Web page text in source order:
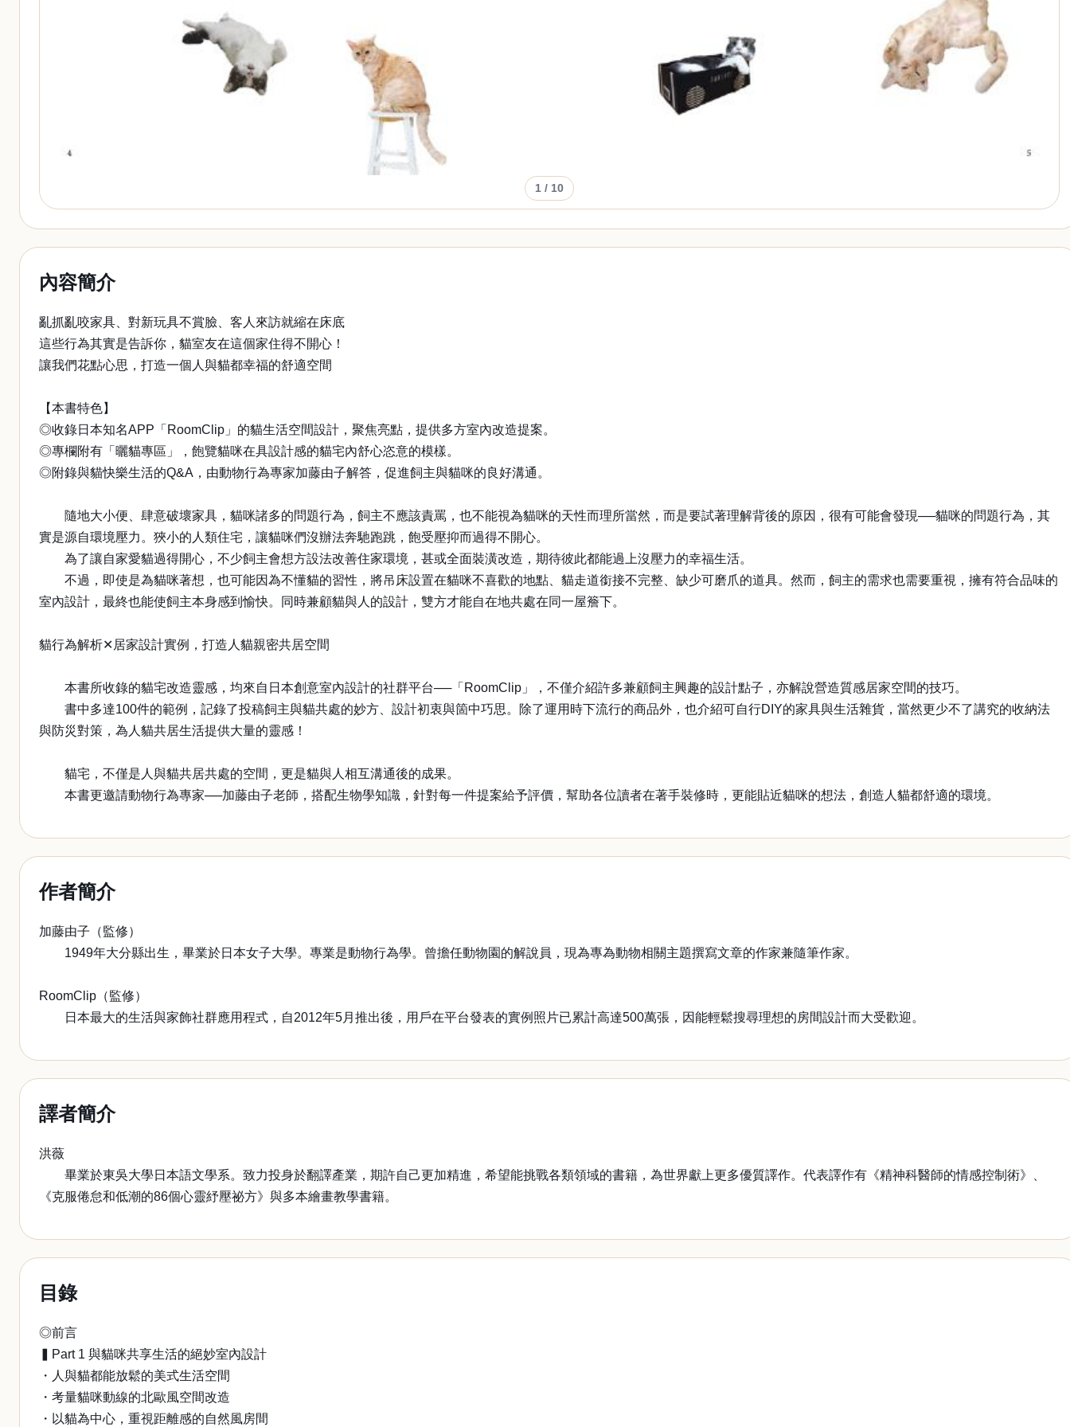
1 / 10
內容簡介
亂抓亂咬家具、對新玩具不賞臉、客人來訪就縮在床底
這些行為其實是告訴你，貓室友在這個家住得不開心！
讓我們花點心思，打造一個人與貓都幸福的舒適空間
【本書特色】
◎收錄日本知名APP「RoomClip」的貓生活空間設計，聚焦亮點，提供多方室內改造提案。
◎專欄附有「曬貓專區」，飽覽貓咪在具設計感的貓宅內舒心恣意的模樣。
◎附錄與貓快樂生活的Q&A，由動物行為專家加藤由子解答，促進飼主與貓咪的良好溝通。
隨地大小便、肆意破壞家具，貓咪諸多的問題行為，飼主不應該責罵，也不能視為貓咪的天性而理所當然，而是要試著理解背後的原因，很有可能會發現──貓咪的問題行為，其
實是源自環境壓力。狹小的人類住宅，讓貓咪們沒辦法奔馳跑跳，飽受壓抑而過得不開心。
為了讓自家愛貓過得開心，不少飼主會想方設法改善住家環境，甚或全面裝潢改造，期待彼此都能過上沒壓力的幸福生活。
不過，即使是為貓咪著想，也可能因為不懂貓的習性，將吊床設置在貓咪不喜歡的地點、貓走道銜接不完整、缺少可磨爪的道具。然而，飼主的需求也需要重視，擁有符合品味的
室內設計，最終也能使飼主本身感到愉快。同時兼顧貓與人的設計，雙方才能自在地共處在同一屋簷下。
貓行為解析✕居家設計實例，打造人貓親密共居空間
本書所收錄的貓宅改造靈感，均來自日本創意室內設計的社群平台──「RoomClip」，不僅介紹許多兼顧飼主興趣的設計點子，亦解說營造質感居家空間的技巧。
書中多達100件的範例，記錄了投稿飼主與貓共處的妙方、設計初衷與箇中巧思。除了運用時下流行的商品外，也介紹可自行DIY的家具與生活雜貨，當然更少不了講究的收納法
與防災對策，為人貓共居生活提供大量的靈感！
貓宅，不僅是人與貓共居共處的空間，更是貓與人相互溝通後的成果。
本書更邀請動物行為專家──加藤由子老師，搭配生物學知識，針對每一件提案給予評價，幫助各位讀者在著手裝修時，更能貼近貓咪的想法，創造人貓都舒適的環境。
作者簡介
加藤由子（監修）
1949年大分縣出生，畢業於日本女子大學。專業是動物行為學。曾擔任動物園的解說員，現為專為動物相關主題撰寫文章的作家兼隨筆作家。
RoomClip（監修）
日本最大的生活與家飾社群應用程式，自2012年5月推出後，用戶在平台發表的實例照片已累計高達500萬張，因能輕鬆搜尋理想的房間設計而大受歡迎。
譯者簡介
洪薇
畢業於東吳大學日本語文學系。致力投身於翻譯產業，期許自己更加精進，希望能挑戰各類領域的書籍，為世界獻上更多優質譯作。代表譯作有《精神科醫師的情感控制術》、
《克服倦怠和低潮的86個心靈紓壓祕方》與多本繪畫教學書籍。
目錄
◎前言
▍Part 1 與貓咪共享生活的絕妙室內設計
・人與貓都能放鬆的美式生活空間
・考量貓咪動線的北歐風空間改造
・以貓為中心，重視距離感的自然風房間